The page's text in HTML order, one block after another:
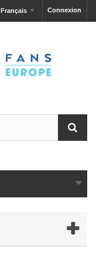
Connexion
Français